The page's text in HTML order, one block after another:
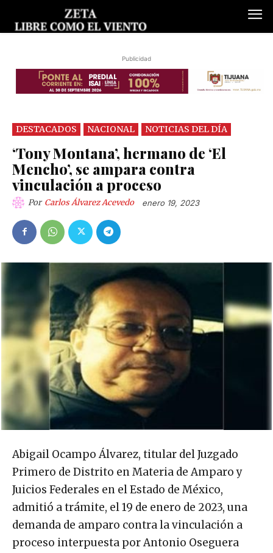
Publicidad
DESTACADOS NACIONAL NOTICIAS DEL DÍA
‘Tony Montana’, hermano de ‘El
Mencho’, se ampara contra
vinculación a proceso
Por Carlos Álvarez Acevedo enero 19, 2023
Abigail Ocampo Álvarez, titular del Juzgado
Primero de Distrito en Materia de Amparo y
Juicios Federales en el Estado de México,
admitió a trámite, el 19 de enero de 2023, una
demanda de amparo contra la vinculación a
proceso interpuesta por Antonio Oseguera